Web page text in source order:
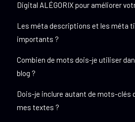
Digital ALÉGORIX pour améliorer
Les méta descriptions et les méta
importants ?
Combien de mots dois-je utiliser
blog ?
Dois-je inclure autant de mots-clés
mes textes ?